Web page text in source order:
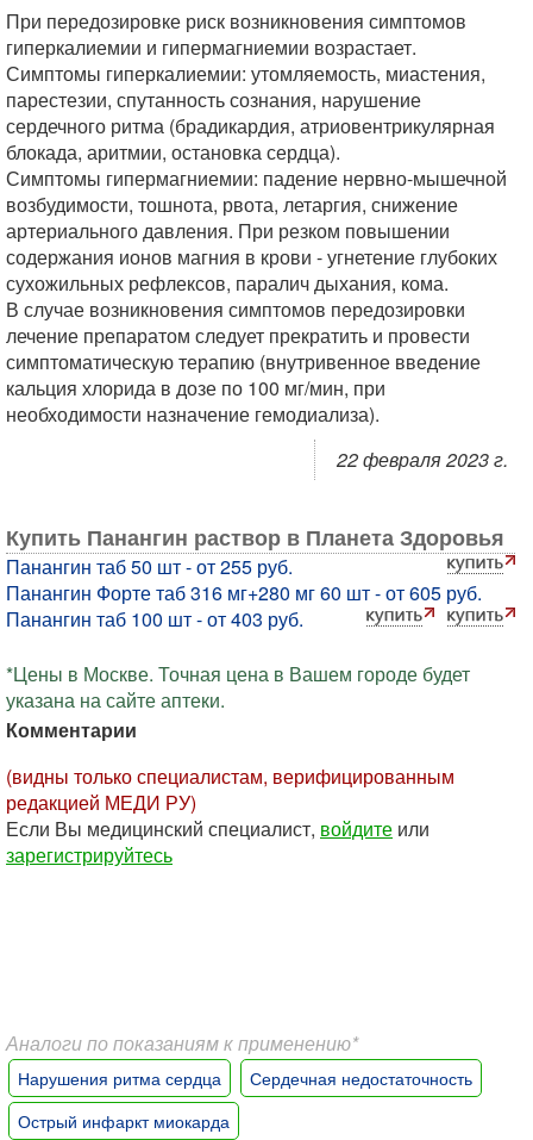
При передозировке риск возникновения симптомов
гиперкалиемии и гипермагниемии возрастает.
Симптомы гиперкалиемии: утомляемость, миастения,
парестезии, спутанность сознания, нарушение
сердечного ритма (брадикардия, атриовентрикулярная
блокада, аритмии, остановка сердца).
Симптомы гипермагниемии: падение нервно-мышечной
возбудимости, тошнота, рвота, летаргия, снижение
артериального давления. При резком повышении
содержания ионов магния в крови - угнетение глубоких
сухожильных рефлексов, паралич дыхания, кома.
В случае возникновения симптомов передозировки
лечение препаратом следует прекратить и провести
симптоматическую терапию (внутривенное введение
кальция хлорида в дозе по 100 мг/мин, при
необходимости назначение гемодиализа).
22 февраля 2023 г.
Купить Панангин раствор в Планета Здоровья
Панангин таб 50 шт - от 255 руб.
Панангин Форте таб 316 мг+280 мг 60 шт - от 605 руб.
Панангин таб 100 шт - от 403 руб.
*Цены в Москве. Точная цена в Вашем городе будет
указана на сайте аптеки.
Комментарии
(видны только специалистам, верифицированным
редакцией МЕДИ РУ)
Если Вы медицинский специалист, войдите или
зарегистрируйтесь
Аналоги по показаниям к применению*
Нарушения ритма сердца
Сердечная недостаточность
Острый инфаркт миокарда